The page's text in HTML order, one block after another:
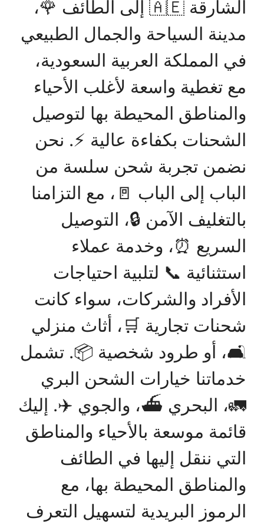
الشارقة 🇦🇪 إلى الطائف 🌹،
مدينة السياحة والجمال الطبيعي
في المملكة العربية السعودية،
مع تغطية واسعة لأغلب الأحياء
والمناطق المحيطة بها لتوصيل
الشحنات بكفاءة عالية ⚡. نحن
نضمن تجربة شحن سلسة من
الباب إلى الباب 🚪، مع التزامنا
بالتغليف الآمن 🔒، التوصيل
السريع ⏰، وخدمة عملاء
استثنائية 📞 لتلبية احتياجات
الأفراد والشركات، سواء كانت
شحنات تجارية 🛒، أثاث منزلي
🛋️، أو طرود شخصية 📦. تشمل
خدماتنا خيارات الشحن البري
🚛، البحري ⛴️، والجوي ✈️. إليك
قائمة موسعة بالأحياء والمناطق
التي ننقل إليها في الطائف
والمناطق المحيطة بها، مع
الرموز البريدية لتسهيل التعرف